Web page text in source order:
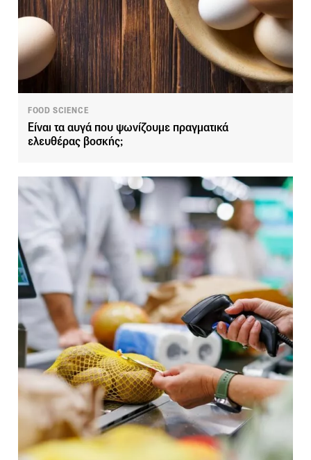
FOOD SCIENCE
Είναι τα αυγά που ψωνίζουμε πραγματικά
ελευθέρας βοσκής;